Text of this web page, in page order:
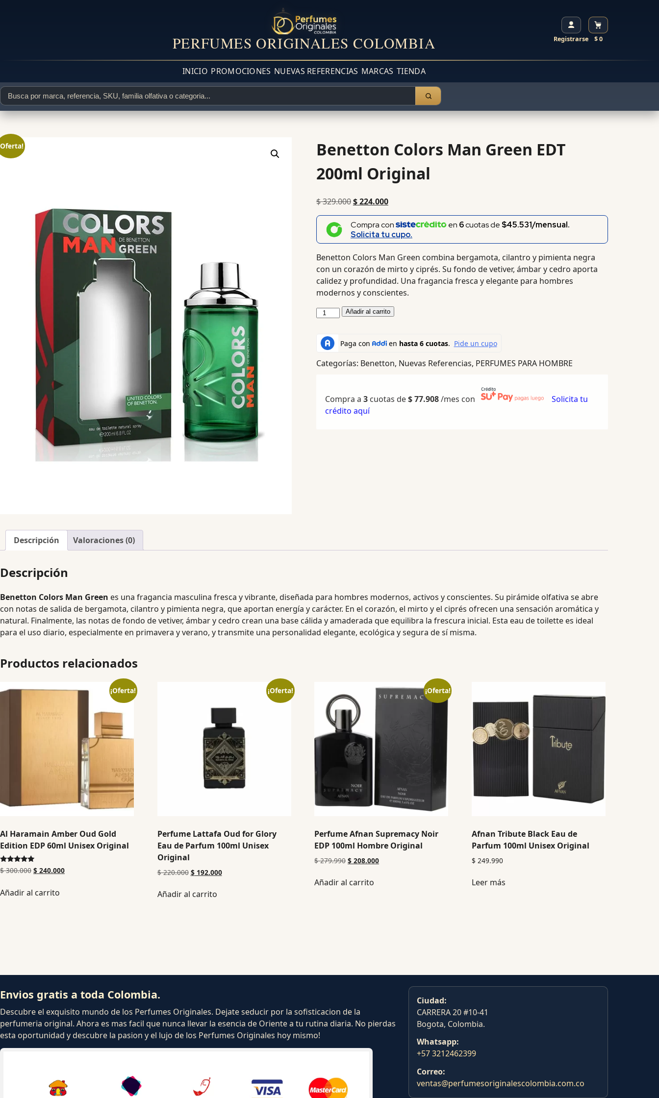
PERFUMES ORIGINALES COLOMBIA Registrarse $ 0
INICIO PROMOCIONES NUEVAS REFERENCIAS MARCAS TIENDA
Benetton Colors Man Green EDT
200ml Original
$329.000$224.000
Compra con en 6cuotas de $45.531/mensual.
Solicita tu cupo.
Benetton Colors Man Green combina bergamota, cilantro y pimienta negra
con un corazón de mirto y ciprés. Su fondo de vetiver, ámbar y cedro aporta
calidez y profundidad. Una fragancia fresca y elegante para hombres
modernos y conscientes.
Añadir al carrito
Categorías: Benetton, Nuevas Referencias, PERFUMES PARA HOMBRE
Compra a 3cuotas de$77.908/mes con
Solicita tu
crédito aquí
Descripción Valoraciones (0)
Descripción
Benetton Colors Man Green es una fragancia masculina fresca y vibrante, diseñada para hombres modernos, activos y conscientes. Su pirámide olfativa se abre
con notas de salida de bergamota, cilantro y pimienta negra, que aportan energía y carácter. En el corazón, el mirto y el ciprés ofrecen una sensación aromática y
natural. Finalmente, las notas de fondo de vetiver, ámbar y cedro crean una base cálida y amaderada que equilibra la frescura inicial. Esta eau de toilette es ideal
para el uso diario, especialmente en primavera y verano, y transmite una personalidad elegante, ecológica y segura de sí misma.
Productos relacionados
¡Oferta!
Al Haramain Amber Oud Gold
Edition EDP 60ml Unisex Original
Valorado en
5.00
$300.000 $ 240.000
Añadir al carrito
¡Oferta!
Perfume Lattafa Oud for Glory
Eau de Parfum 100ml Unisex
Original
$220.000 $192.000
Añadir al carrito
¡Oferta!
Perfume Afnan Supremacy Noir
EDP 100ml Hombre Original
$279.990 $ 208.000
Añadir al carrito
Afnan Tribute Black Eau de
Parfum 100ml Unisex Original
$ 249.990
Leer más
Envios gratis a toda Colombia.
Descubre el exquisito mundo de los Perfumes Originales. Dejate seducir por la sofisticacion de la
perfumeria original. Ahora es mas facil que nunca llevar la esencia de Oriente a tu rutina diaria. No pierdas
esta oportunidad y descubre la pasion y el lujo de los Perfumes Originales hoy mismo!
Ciudad:
CARRERA 20 #10-41
Bogota, Colombia.
Whatsapp:
+57 3212462399
Correo:
ventas@perfumesoriginalescolombia.com.co